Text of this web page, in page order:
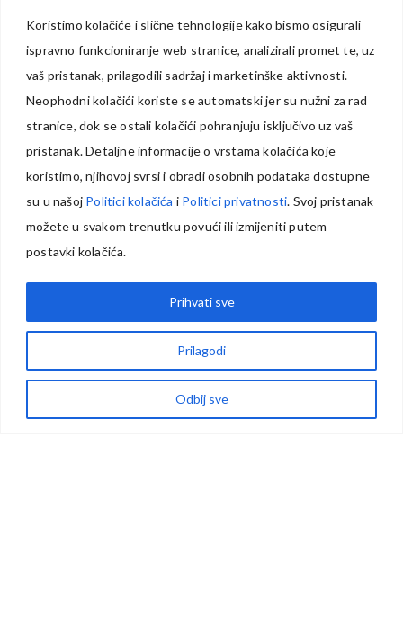
Koristimo kolačiće i slične tehnologije kako bismo osigurali
ispravno funkcioniranje web stranice, analizirali promet te, uz
vaš pristanak, prilagodili sadržaj i marketinške aktivnosti.
Neophodni kolačići koriste se automatski jer su nužni za rad
stranice, dok se ostali kolačići pohranjuju isključivo uz vaš
pristanak. Detaljne informacije o vrstama kolačića koje
koristimo, njihovoj svrsi i obradi osobnih podataka dostupne
su u našoj Politici kolačića i Politici privatnosti. Svoj pristanak
možete u svakom trenutku povući ili izmijeniti putem
postavki kolačića.
Prilagodi
Odbij sve
Prihvati sve
Lokacija
Kontakt
Cjenovnik
Impressum
Opći uvjeti poslovanja
Zaštita podataka
Babanovac bb,